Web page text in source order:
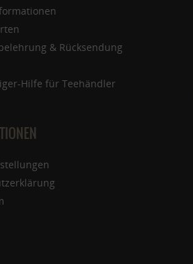
& Rücksendung
Hilfe für Teehändler